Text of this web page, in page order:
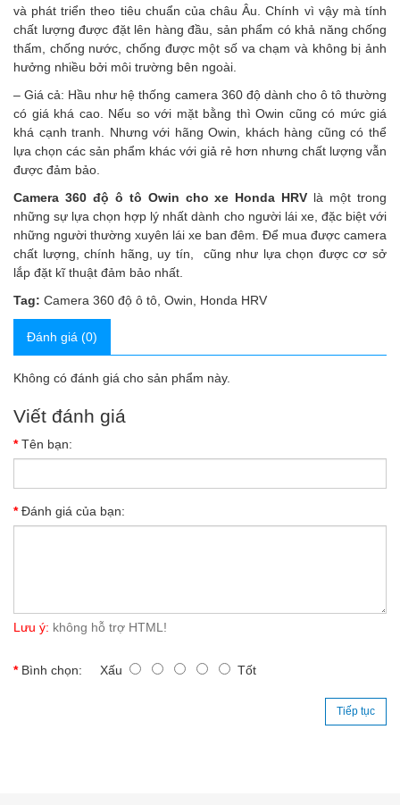
và phát triển theo tiêu chuẩn của châu Âu. Chính vì vậy mà tính
chất lượng được đặt lên hàng đầu, sản phẩm có khả năng chống
thấm, chống nước, chống được một số va chạm và không bị ảnh
hưởng nhiều bởi môi trường bên ngoài.
– Giá cả: Hầu như hệ thống camera 360 độ dành cho ô tô thường
có giá khá cao. Nếu so với mặt bằng thì Owin cũng có mức giá
khá cạnh tranh. Nhưng với hãng Owin, khách hàng cũng có thể
lựa chọn các sản phẩm khác với giả rẻ hơn nhưng chất lượng vẫn
được đảm bảo.
Camera 360 độ ô tô Owin cho xe Honda HRV là một trong
những sự lựa chọn hợp lý nhất dành cho người lái xe, đặc biệt với
những người thường xuyên lái xe ban đêm. Để mua được camera
chất lượng, chính hãng, uy tín, cũng như lựa chọn được cơ sở
lắp đặt kĩ thuật đảm bảo nhất.
Tag: Camera 360 độ ô tô Owin Honda HRV
Đánh giá (0)
Không có đánh giá cho sản phẩm này.
Viết đánh giá
Tên bạn:
Đánh giá của bạn:
Lưu ý: không hỗ trợ HTML!
Bình chọn: Xấu Tốt
Tiếp tục